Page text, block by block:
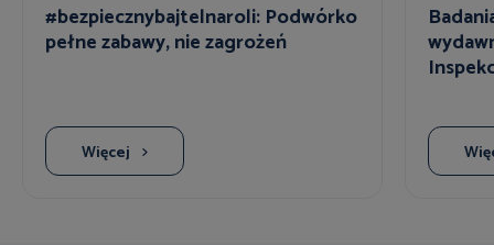
#bezpiecznybajtelnaroli: Podwórko
pełne zabawy, nie zagrożeń
Więcej